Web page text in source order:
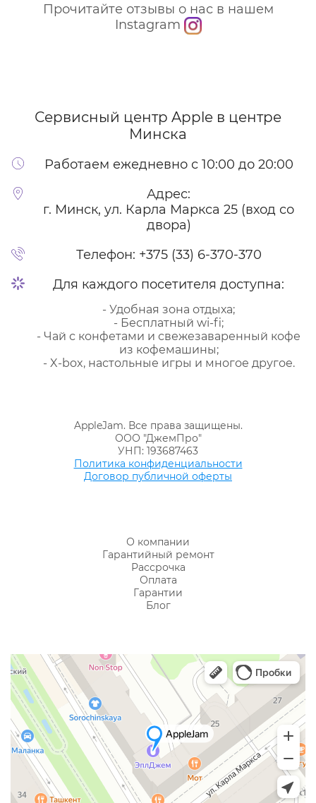
Прочитайте отзывы о нас в нашем
Instagram
Сервисный центр Apple в центре
Минска
Работаем ежедневно с 10:00 до 20:00
Адрес:
г. Минск, ул. Карла Маркса 25 (вход со
двора)
Телефон: +375 (33) 6-370-370
Для каждого посетителя доступна:
- Удобная зона отдыха;
- Бесплатный wi-fi;
- Чай с конфетами и свежезаваренный кофе
из кофемашины;
- X-box, настольные игры и многое другое.
AppleJam. Все права защищены.
ООО "ДжемПро"
УНП: 193687463
Политика конфиденциальности
Договор публичной оферты
О компании
Гарантийный ремонт
Рассрочка
Оплата
Гарантии
Блог